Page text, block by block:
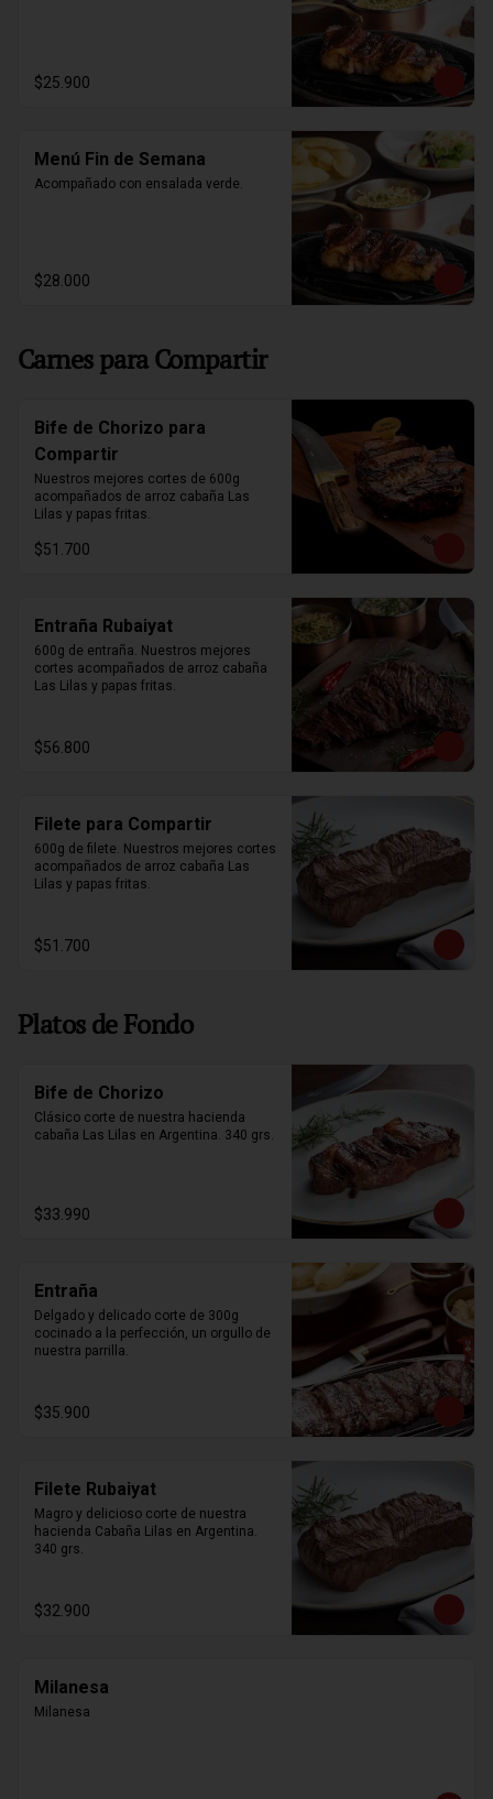
$25.900
Menú Fin de Semana
Acompañado con ensalada verde.
$28.000
Carnes para Compartir
Bife de Chorizo para
Compartir
Nuestros mejores cortes de 600g
acompañados de arroz cabaña Las
Lilas y papas fritas.
$51.700
Entraña Rubaiyat
600g de entraña. Nuestros mejores
cortes acompañados de arroz cabaña
Las Lilas y papas fritas.
$56.800
Filete para Compartir
600g de filete. Nuestros mejores cortes
acompañados de arroz cabaña Las
Lilas y papas fritas.
$51.700
Platos de Fondo
Bife de Chorizo
Clásico corte de nuestra hacienda
cabaña Las Lilas en Argentina. 340 grs.
$33.990
Entraña
Delgado y delicado corte de 300g
cocinado a la perfección, un orgullo de
nuestra parrilla.
$35.900
Filete Rubaiyat
Magro y delicioso corte de nuestra
hacienda Cabaña Lilas en Argentina.
340 grs.
$32.900
Milanesa
Milanesa